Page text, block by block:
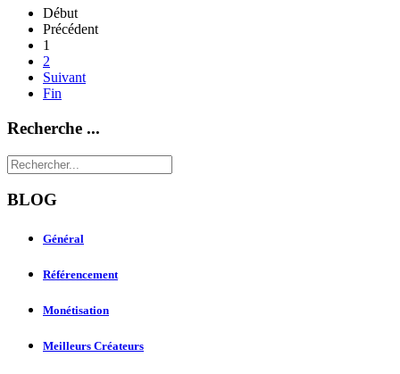
Début
Précédent
1
2
Suivant
Fin
Recherche ...
BLOG
Général
Référencement
Monétisation
Meilleurs Créateurs